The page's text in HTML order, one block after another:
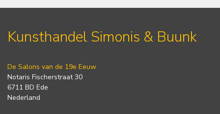
Kunsthandel Simonis & Buunk
De Salons van de 19e Eeuw
Notaris Fischerstraat 30
6711 BD Ede
Nederland